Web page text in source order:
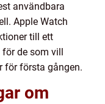
användbara
Apple Watch
till ett
de som vill
för första gången.
om